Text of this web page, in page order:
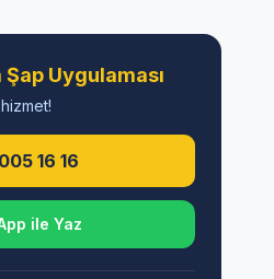
Uygulaması
16 16
ile Yaz